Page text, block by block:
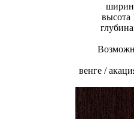
высота
венге /